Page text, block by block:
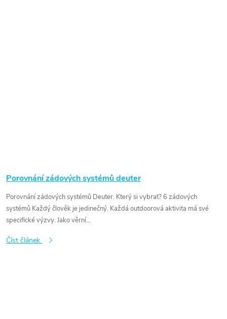
Porovnání zádových systémů deuter
Porovnání zádových systémů Deuter. Který si vybrat? 6 zádových
systémů Každý člověk je jedinečný. Každá outdoorová aktivita má své
specifické výzvy. Jako věrní...
Číst článek